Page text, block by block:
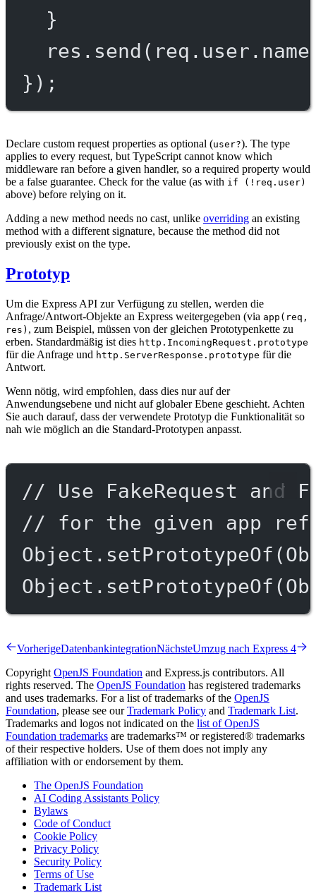
}
res. send
});
Declare custom request properties as optional (user?). The type
applies to every request, but TypeScript cannot know which
middleware ran before a given handler, so a required property would
be a false guarantee. Check for the value (as with if (!req.user)
above) before relying on it.
Adding a new method needs no cast, unlike overriding an existing
method with a different signature, because the method did not
previously exist on the type.
Prototyp
Um die Express API zur Verfügung zu stellen, werden die
Anfrage/Antwort-Objekte an Express weitergegeben (via app(req,
res) , zum Beispiel, müssen von der gleichen Prototypenkette zu
erben. Standardmäßig ist dies http.IncomingRequest.prototype
für die Anfrage und http.ServerResponse.prototype für die
Antwort.
Wenn nötig, wird empfohlen, dass dies nur auf der
Anwendungsebene und nicht auf globaler Ebene geschieht. Achten
Sie auch darauf, dass der verwendete Prototyp die Funktionalität so
nah wie möglich an die Standard-Prototypen anpasst.
// Use FakeRequest and
// for the given app
Object. setPrototypeOf
Object. setPrototypeOf
VorherigeDatenbankintegrationNächsteUmzug nach Express 4
Copyright OpenJS Foundation and Express.js contributors. All
rights reserved. The OpenJS Foundation has registered trademarks
and uses trademarks. For a list of trademarks of the OpenJS
Foundation, please see ourTrademark Policy and Trademark List.
Trademarks and logos not indicated on the list of OpenJS
Foundation trademarks are trademarks™ or registered® trademarks
of their respective holders. Use of them does not imply any
affiliation with or endorsement by them.
The OpenJS Foundation
AI Coding Assistants Policy
Bylaws
Code of Conduct
Cookie Policy
Privacy Policy
Security Policy
Terms of Use
Trademark List